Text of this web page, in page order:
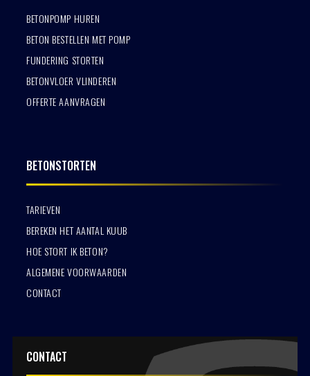
BETONPOMP HUREN
BETON BESTELLEN MET POMP
FUNDERING STORTEN
BETONVLOER VLINDEREN
OFFERTE AANVRAGEN
BETONSTORTEN
TARIEVEN
BEREKEN HET AANTAL KUUB
HOE STORT IK BETON?
ALGEMENE VOORWAARDEN
CONTACT
CONTACT